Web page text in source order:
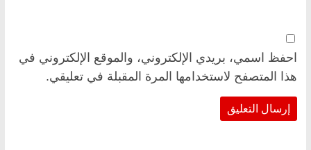
احفظ اسمي، بريدي الإلكتروني، والموقع الإلكتروني في
هذا المتصفح لاستخدامها المرة المقبلة في تعليقي.